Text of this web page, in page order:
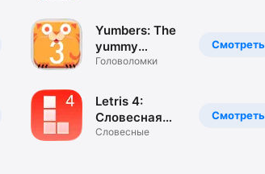
Google
Cardboard
Смотреть
Yumbers: The
yummy
numbers game
Головоломки
Смотреть
Letris 4:
Словесная
головоломка
Словесные